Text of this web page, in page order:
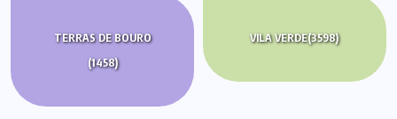
TERRAS DE BOURO
(1458)
VILA VERDE(3598)